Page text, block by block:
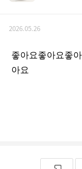
2026.05.26
좋아요좋아요좋
아요